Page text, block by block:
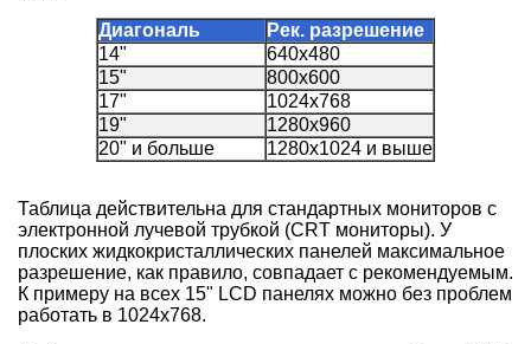
Диагональ
Рек. разрешение
14"
640x480
15"
800x600
17"
1024x768
19"
1280x960
20" и больше
1280x1024 и выше
Таблица действительна для стандартных мониторов с
электронной лучевой трубкой (CRT мониторы). У
плоских жидкокристаллических панелей максимальное
разрешение, как правило, совпадает с рекомендуемым.
К примеру на всех 15" LCD панелях можно без проблем
работать в 1024x768.